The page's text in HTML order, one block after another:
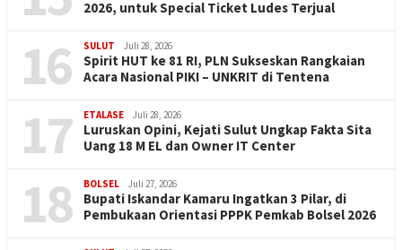
2026, untuk Special Ticket Ludes Terjual
16 SULUT Juli 28, 2026
Spirit HUT ke 81 RI, PLN Sukseskan Rangkaian
Acara Nasional PIKI – UNKRIT di Tentena
17 ETALASE Juli 28, 2026
Luruskan Opini, Kejati Sulut Ungkap Fakta Sita
Uang 18 M EL dan Owner IT Center
18 BOLSEL Juli 27, 2026
Bupati Iskandar Kamaru Ingatkan 3 Pilar, di
Pembukaan Orientasi PPPK Pemkab Bolsel 2026